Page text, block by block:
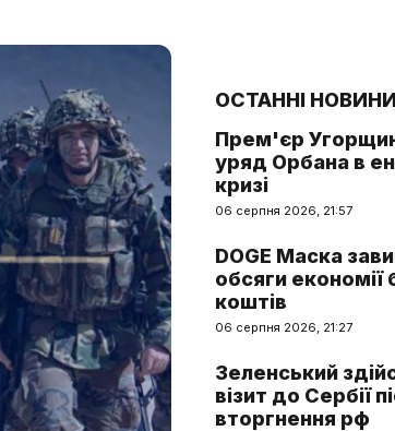
ОСТАННІ НОВИНИ
Прем'єр
уряд Орбана в
кризі
06 серпня 2026, 21:57
DOGE Маска
обсяги
коштів
06 серпня 2026, 21:27
Зеленський
візит до Сербії
вторгнення рф